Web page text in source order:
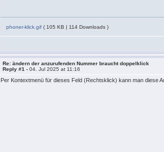
phoner-klick.gif ( 105 KB | 114 Downloads )
Re: ändern der anzurufenden Nummer braucht doppelklick
Reply #1 -04. Jul 2025 at 11:16
Per Kontextmenü für dieses Feld (Rechtsklick) kann man diese